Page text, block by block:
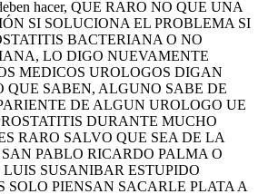
hacer, QUE RARO NO QUE UNA
SI SOLUCIONA EL PROBLEMA SI
BACTERIANA O NO
LO DIGO NUEVAMENTE
MEDICOS UROLOGOS DIGAN
QUE SABEN, ALGUNO SABE DE
DE ALGUN UROLOGO UE
DURANTE MUCHO
RARO SALVO QUE SEA DE LA
PABLO RICARDO PALMA O
LUIS SUSANIBAR ESTUPIDO
SOLO PIENSAN SACARLE PLATA A